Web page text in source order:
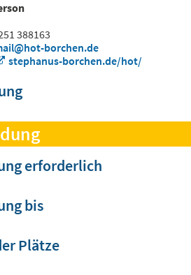
388163
borchen.de
stephanus-borchen.de/hot/
erforderlich
bis
Plätze